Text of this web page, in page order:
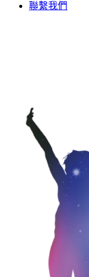
聯繫我們